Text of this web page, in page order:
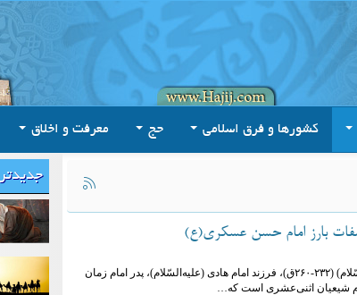
کشورها و فرق اسلامی حج معرفت و اخلاق
بارز امام حسن عسکری(ع)
امام حسن عسکری (علیه‌السّلام) (۲۳۲-۲۶۰ق)، فرزند امام هادی (علیه‌السّلام)، پدر امام زمان
شیعیان اثنی‌عشری است که…